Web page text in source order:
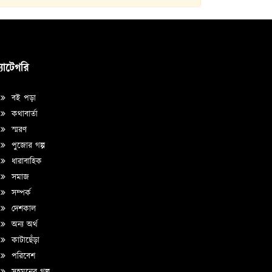
বই পড়া
কথাবার্তা
স্মরণ
পুজোর গল্প
ধারাবাহিক
সমাজ
সম্পর্ক
দেশকাল
অন্য অর্থ
কাটাছেঁড়া
পরিবেশ